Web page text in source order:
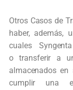
Otros Casos de
haber, además,
cuales
otransferir a
almacenados
cumplir una